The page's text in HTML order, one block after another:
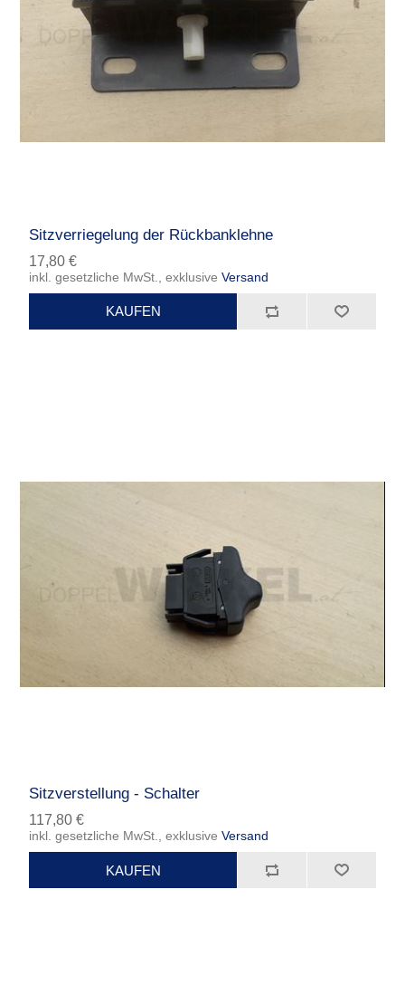
Sitzverriegelung der Rückbanklehne
17,80 €
inkl. gesetzliche MwSt., exklusiveVersand
Sitzverstellung - Schalter
117,80 €
inkl. gesetzliche MwSt., exklusiveVersand